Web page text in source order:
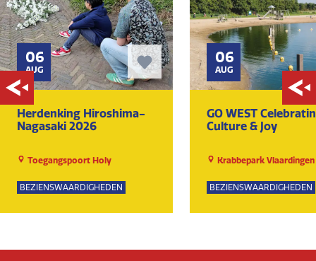
06
AUG
Herdenking Hiroshima-
Nagasaki 2026
Toegangspoort Holy
BEZIENSWAARDIGHEDEN
06
AUG
GO WEST
Culture & Joy
Krabbepark Vlaardingen
BEZIENSWAARDIGHEDEN